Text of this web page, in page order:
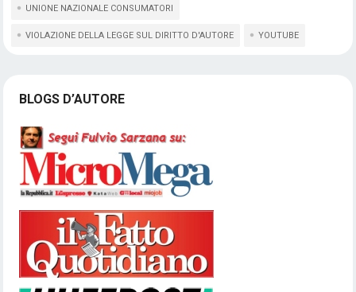
UNIONE NAZIONALE CONSUMATORI
VIOLAZIONE DELLA LEGGE SUL DIRITTO D'AUTORE YOUTUBE
BLOGS D’AUTORE